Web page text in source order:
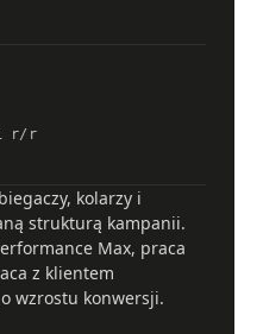
r/r
kolarzy i
strukturą kampanii.
Max, praca
z klientem
wzrostu konwersji.